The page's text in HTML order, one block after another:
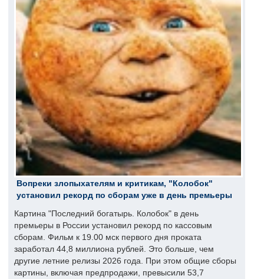
Вопреки злопыхателям и критикам, "Колобок"
установил рекорд по сборам уже в день премьеры
Картина "Последний богатырь. Колобок" в день
премьеры в России установил рекорд по кассовым
сборам. Фильм к 19.00 мск первого дня проката
заработал 44,8 миллиона рублей. Это больше, чем
другие летние релизы 2026 года. При этом общие сборы
картины, включая предпродажи, превысили 53,7